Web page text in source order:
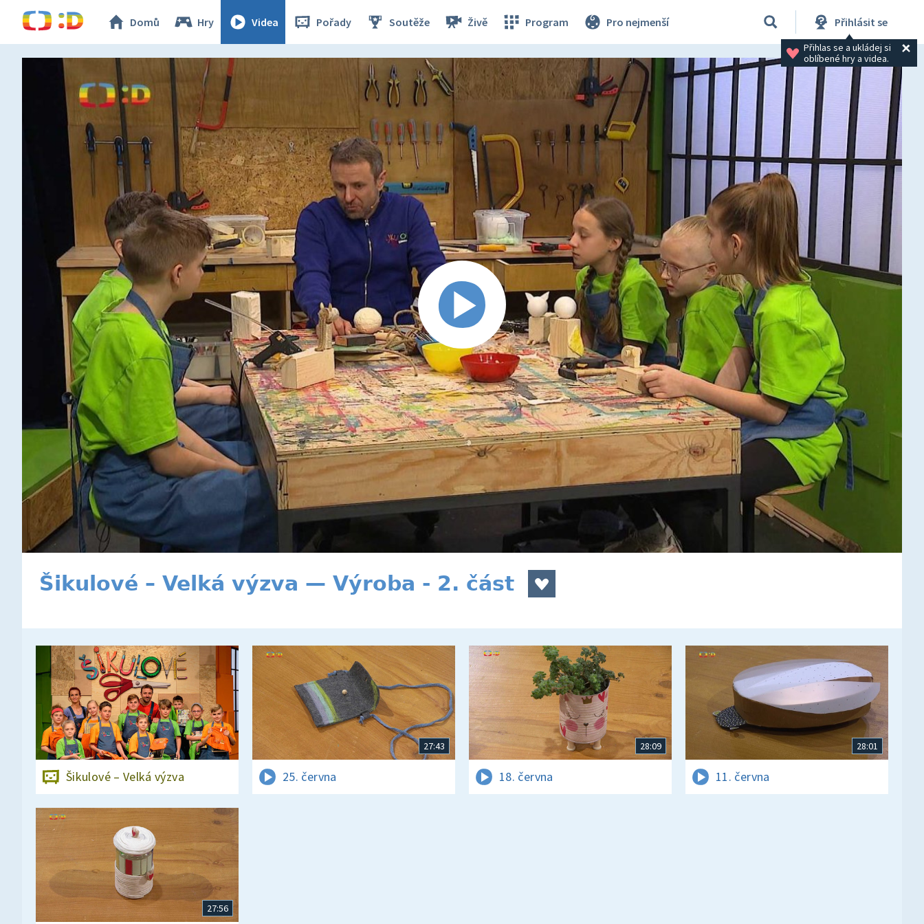
Domů Hry Videa Pořady Soutěže Živě Program Pro nejmenší Přihlásit se
Přihlas se a ukládej si
oblíbené hry a videa.
Šikulové – Velká výzva — Výroba - 2. část
Šikulové – Velká výzva
27:43
25. června
28:09
18. června
28:01
11. června
27:56